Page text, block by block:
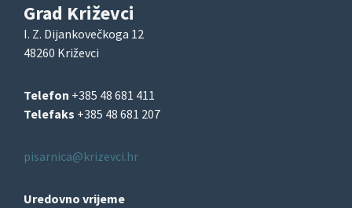
Grad Križevci
I. Z. Dijankovečkoga 12
48260 Križevci
Telefon +385 48 681 411
Telefaks +385 48 681 207
pisarnica@krizevci.hr
Uredovno vrijeme